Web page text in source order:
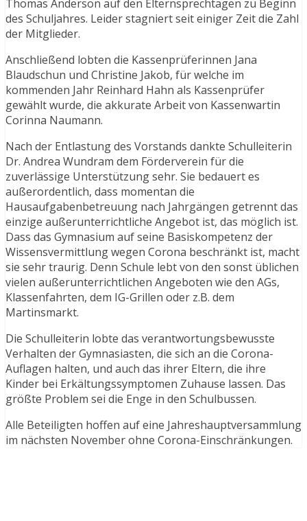
Thomas Anderson auf den Elternsprechtagen zu Beginn
des Schuljahres. Leider stagniert seit einiger Zeit die Zahl
der Mitglieder.
Anschließend lobten die Kassenprüferinnen Jana
Blaudschun und Christine Jakob, für welche im
kommenden Jahr Reinhard Hahn als Kassenprüfer
gewählt wurde, die akkurate Arbeit von Kassenwartin
Corinna Naumann.
Nach der Entlastung des Vorstands dankte Schulleiterin
Dr. Andrea Wundram dem Förderverein für die
zuverlässige Unterstützung sehr. Sie bedauert es
außerordentlich, dass momentan die
Hausaufgabenbetreuung nach Jahrgängen getrennt das
einzige außerunterrichtliche Angebot ist, das möglich ist.
Dass das Gymnasium auf seine Basiskompetenz der
Wissensvermittlung wegen Corona beschränkt ist, macht
sie sehr traurig. Denn Schule lebt von den sonst üblichen
vielen außerunterrichtlichen Angeboten wie den AGs,
Klassenfahrten, dem IG-Grillen oder z.B. dem
Martinsmarkt.
Die Schulleiterin lobte das verantwortungsbewusste
Verhalten der Gymnasiasten, die sich an die Corona-
Auflagen halten, und auch das ihrer Eltern, die ihre
Kinder bei Erkältungssymptomen Zuhause lassen. Das
größte Problem sei die Enge in den Schulbussen.
Alle Beteiligten hoffen auf eine Jahreshauptversammlung
im nächsten November ohne Corona-Einschränkungen.